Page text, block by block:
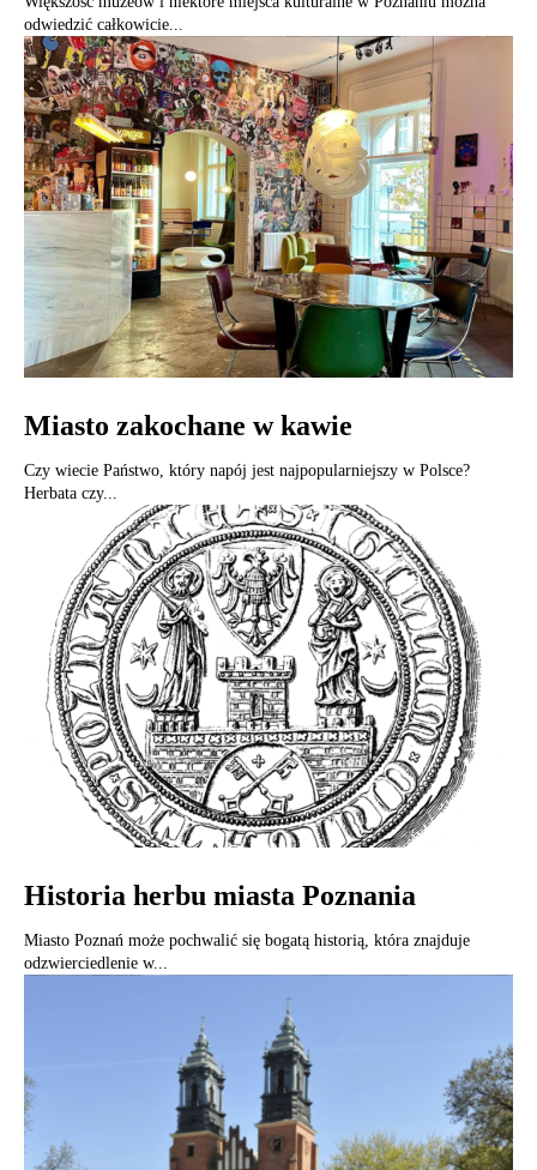
odwiedzić całkowicie...
Miasto zakochane w kawie
Czy wiecie Państwo, który napój jest najpopularniejszy w Polsce?
Herbata czy...
Historia herbu miasta Poznania
Miasto Poznań może pochwalić się bogatą historią, która znajduje
odzwierciedlenie w...